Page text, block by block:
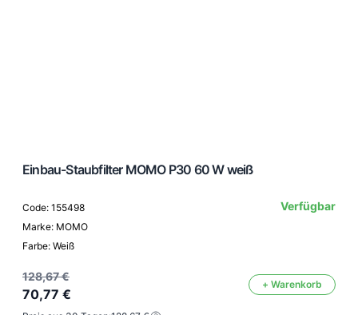
Einbau-Staubfilter MOMO P30 60 W weiß
Code: 155498
Marke: MOMO
Farbe: Weiß
Verfügbar
128,67 €
70,77 €
+ Warenkorb